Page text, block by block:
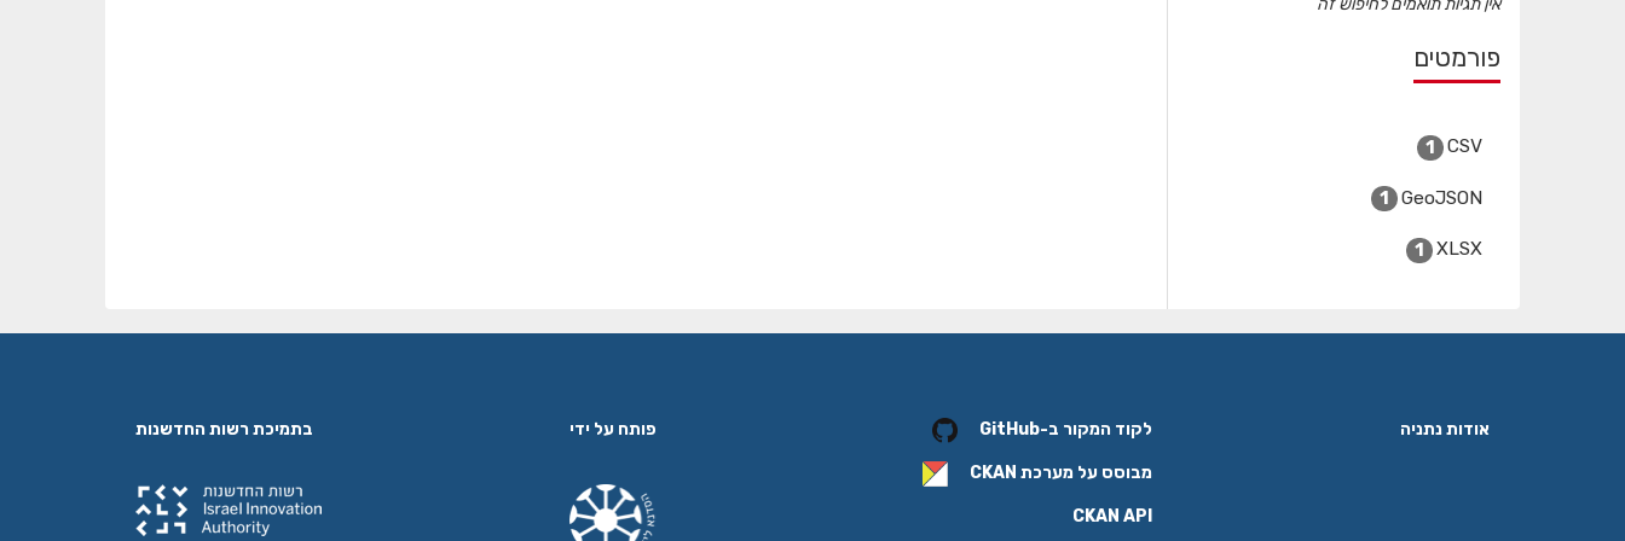
פורמטים
CSV
1
GeoJSON
1
XLSX
1
אודות נתניה לקוד המקור ב-GitHub
מבוסס על מערכת CKAN
CKAN API
פותח על ידי בתמיכת רשות החדשנות